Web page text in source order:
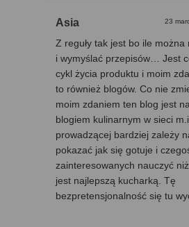
Asia 23
Z reguły tak jest bo ile można
i wymyślać przepisów… Jest
cykl życia produktu i moim
to również blogów. Co nie
moim zdaniem ten blog jest
blogiem kulinarnym w sieci
prowadzącej bardziej zależy
pokazać jak się gotuje i
zainteresowanych nauczyć
jest najlepszą kucharką. Tę
bezpretensjonalność się tu